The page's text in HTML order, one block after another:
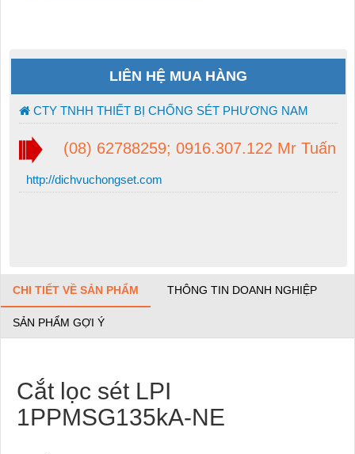
LIÊN HỆ MUA HÀNG
CTY TNHH THIẾT BỊ CHỐNG SÉT PHƯƠNG NAM
(08) 62788259; 0916.307.122 Mr Tuấn
http://dichvuchongset.com
CHI TIẾT VỀ SẢN PHẨM THÔNG TIN DOANH NGHIỆP
SẢN PHẨM GỢI Ý
Cắt lọc sét LPI
1PPMSG135kA-NE